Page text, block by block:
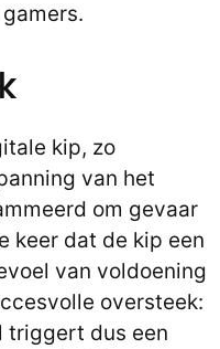
kip, zo
van het
om gevaar
keer dat de kip een
van voldoening
oversteek:
triggert dus een